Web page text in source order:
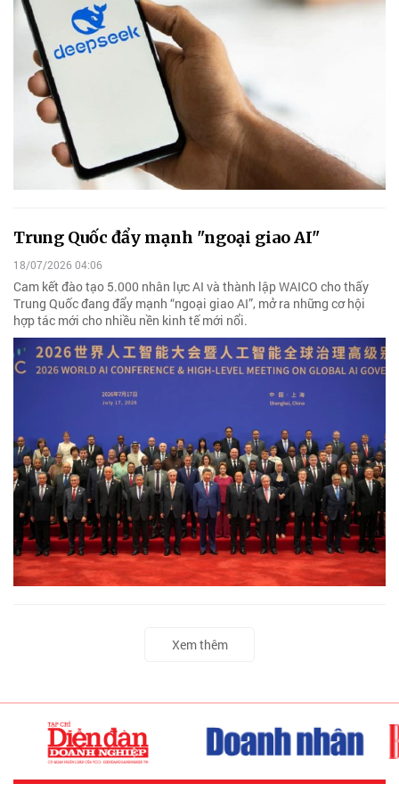
Trung Quốc đẩy mạnh "ngoại giao AI"
18/07/2026 04:06
Cam kết đào tạo 5.000 nhân lực AI và thành lập WAICO cho thấy
Trung Quốc đang đẩy mạnh “ngoại giao AI”, mở ra những cơ hội
hợp tác mới cho nhiều nền kinh tế mới nổi.
Xem thêm